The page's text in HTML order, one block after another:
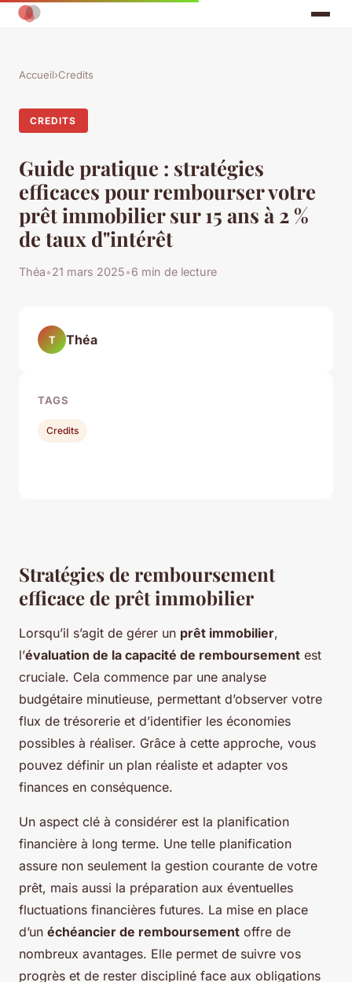
Accueil›Credits
CREDITS
Guide pratique : stratégies
efficaces pour rembourser votre
prêt immobilier sur 15 ans à 2 %
de taux d"intérêt
Théa•21 mars 2025•6 min de lecture
Stratégies de remboursement
efficace de prêt immobilier
Lorsqu’il s’agit de gérer un prêt immobilier,
l’évaluation de la capacité de remboursement est
cruciale. Cela commence par une analyse
budgétaire minutieuse, permettant d’observer votre
flux de trésorerie et d’identifier les économies
possibles à réaliser. Grâce à cette approche, vous
pouvez définir un plan réaliste et adapter vos
finances en conséquence.
Un aspect clé à considérer est la planification
financière à long terme. Une telle planification
assure non seulement la gestion courante de votre
prêt, mais aussi la préparation aux éventuelles
fluctuations financières futures. La mise en place
d’un échéancier de remboursement offre de
nombreux avantages. Elle permet de suivre vos
progrès et de rester discipliné face aux obligations
T Théa
TAGS
Credits